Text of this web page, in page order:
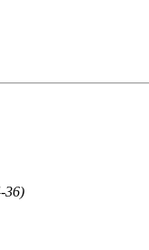
36)